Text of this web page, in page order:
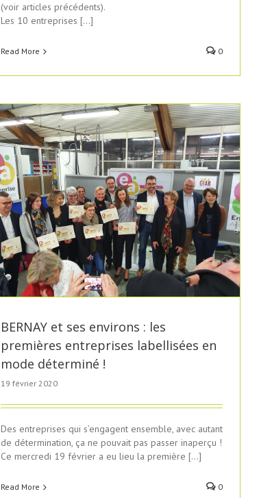
(voir articles précédents).
Les 10 entreprises […]
Read More 0
BERNAY et ses environs : les
premières entreprises labellisées en
mode déterminé !
19 février 2020
Des entreprises qui s’engagent ensemble, avec autant
de détermination, ça ne pouvait pas passer inaperçu !
Ce mercredi 19 février a eu lieu la première […]
Read More 0